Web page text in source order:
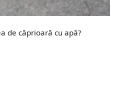
de căprioară cu apă?